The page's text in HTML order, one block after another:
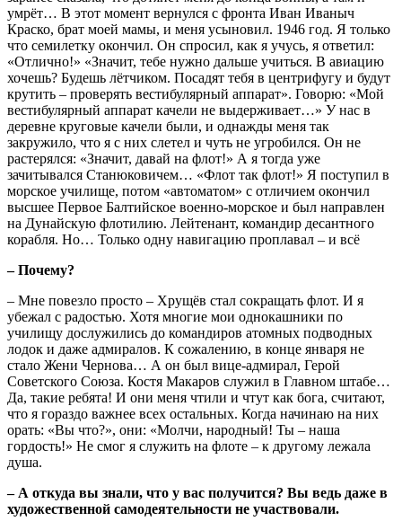
умрёт… В этот момент вернулся с фронта Иван Иваныч
Краско, брат моей мамы, и меня усыновил. 1946 год. Я только
что семилетку окончил. Он спросил, как я учусь, я ответил:
«Отлично!» «Значит, тебе нужно дальше учиться. В авиацию
хочешь? Будешь лётчиком. Посадят тебя в центрифугу и будут
крутить – проверять вестибулярный аппарат». Говорю: «Мой
вестибулярный аппарат качели не выдерживает…» У нас в
деревне круговые качели были, и однажды меня так
закружило, что я с них слетел и чуть не угробился. Он не
растерялся: «Значит, давай на флот!» А я тогда уже
зачитывался Станюковичем… «Флот так флот!» Я поступил в
морское училище, потом «автоматом» с отличием окончил
высшее Первое Балтийское военно-морское и был направлен
на Дунайскую флотилию. Лейтенант, командир десантного
корабля. Но… Только одну навигацию проплавал – и всё
– Почему?
– Мне повезло просто – Хрущёв стал сокращать флот. И я
убежал с радостью. Хотя многие мои однокашники по
училищу дослужились до командиров атомных подводных
лодок и даже адмиралов. К сожалению, в конце января не
стало Жени Чернова… А он был вице-адмирал, Герой
Советского Союза. Костя Макаров служил в Главном штабе…
Да, такие ребята! И они меня чтили и чтут как бога, считают,
что я гораздо важнее всех остальных. Когда начинаю на них
орать: «Вы что?», они: «Молчи, народный! Ты – наша
гордость!» Не смог я служить на флоте – к другому лежала
душа.
– А откуда вы знали, что у вас получится? Вы ведь даже в
художественной самодеятельности не участвовали.